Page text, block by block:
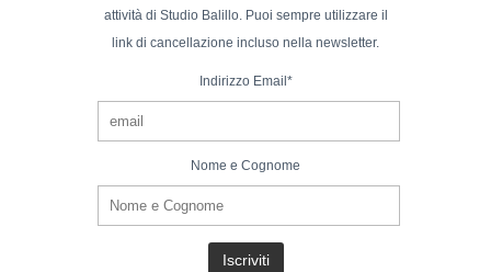
attività di Studio Balillo. Puoi sempre utilizzare il
link di cancellazione incluso nella newsletter.
Indirizzo Email*
Nome e Cognome